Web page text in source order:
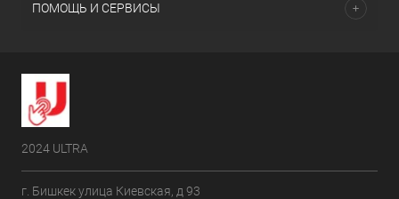
ПОМОЩЬ И СЕРВИСЫ
2024 ULTRA
г. Бишкек улица Киевская, д 93